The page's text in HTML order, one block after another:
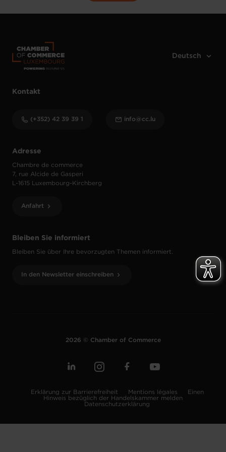
Bleiben Sie informiert
Bleiben Sie über Ihre bevorzugten Themen informiert.
In den Newsletter einschreiben
Adresse
Chambre de commerce
7, rue Alcide de Gasperi
L-1615 Luxembourg-Kirchberg
Anfahrt
Kontakt
(+352) 42 39 39 1 info@cc.lu
2026 © Chamber of Commerce
Erklärung zur Barrierefreiheit Mentions légales
Einen
Hinweis bezüglich der Handelskammer melden
Datenschutzerklärung